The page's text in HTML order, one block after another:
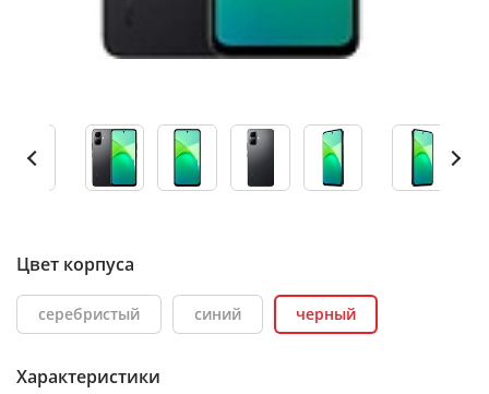
Цвет корпуса
серебристый синий черный
Характеристики